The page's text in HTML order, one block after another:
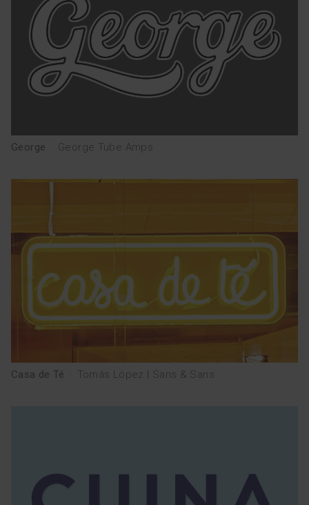
George George Tube Amps
Casa de Té Tomás López | Sans & Sans